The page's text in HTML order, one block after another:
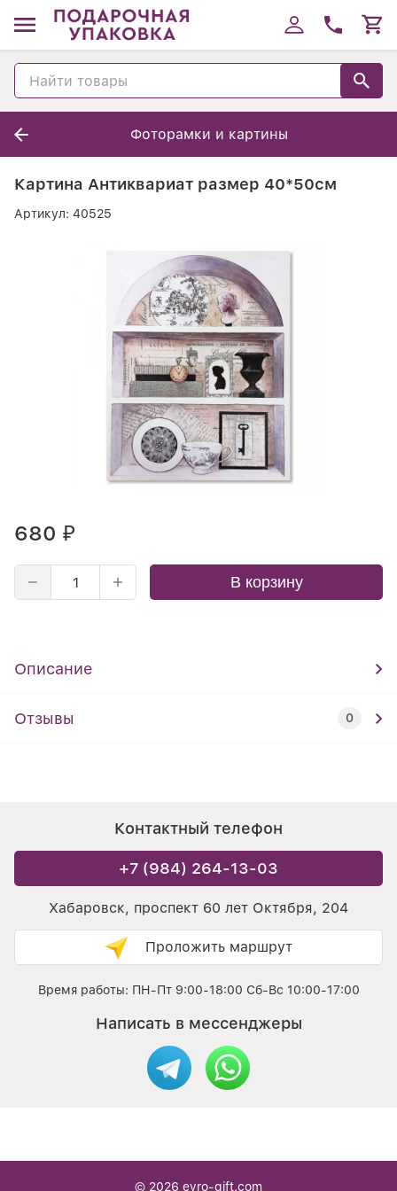
Фоторамки и картины
Картина Антиквариат размер 40*50см
Артикул: 40525
680 ₽
В корзину
Описание
Отзывы 0
Контактный телефон
+7 (984) 264-13-03
Хабаровск, проспект 60 лет Октября, 204
Проложить маршрут
Время работы: ПН-Пт 9:00-18:00 Сб-Вс 10:00-17:00
Написать в мессенджеры
© 2026 evro-gift.com